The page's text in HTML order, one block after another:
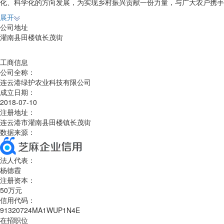
化、科学化的方向发展，为实现乡村振兴贡献一份力量，与广大农户携手
展开
公司地址
灌南县田楼镇长茂街
工商信息
公司全称：
连云港绿护农业科技有限公司
成立日期：
2018-07-10
注册地址：
连云港市灌南县田楼镇长茂街
数据来源：
法人代表：
杨德霞
注册资本：
50万元
信用代码：
91320724MA1WUP1N4E
在招职位